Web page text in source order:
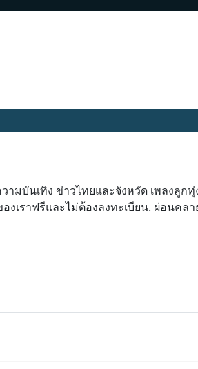
มบันเทิง ข่าวไทยและจังหวัด เพลงลูกทุ่
เราฟรีและไม่ต้องลงทะเบียน. ผ่อนคลา